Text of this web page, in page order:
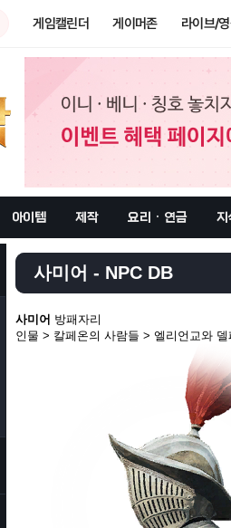
게임캘린더 게이머존 라이브/
아이템 제작 요리 · 연금 지
사미어 - NPC DB
사미어 방패자리
인물 > 칼페온의 사람들 > 엘리언교와